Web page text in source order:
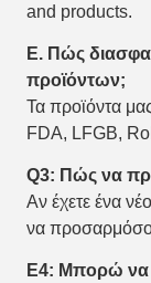
and products.
Ε. Πώς
προϊόντων;
Τα προϊόντα
FDA, LFGB,
Q3: Πώς να
Αν έχετε ένα
να
Ε4: Μπορώ να